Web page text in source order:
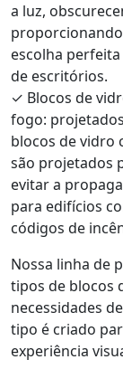
a luz,
escolha
de escritórios.
✓ Blocos de
fogo:
blocos de vidro
são projetados
evitar a
para edifícios
códigos de
Nossa linha de
tipos de blocos
necessidades
tipo é criado
experiência